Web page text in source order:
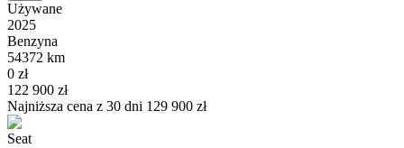
Używane
2025
Benzyna
54372 km
0 zł
122 900 zł
Najniższa cena z 30 dni 129 900 zł
Seat